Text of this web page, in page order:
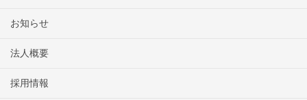
お知らせ
法人概要
採用情報